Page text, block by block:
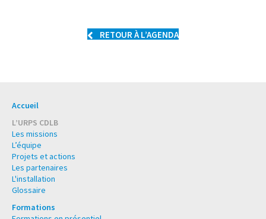
RETOUR À L’AGENDA
Accueil
L’URPS CDLB
Les missions
L’équipe
Projets et actions
Les partenaires
L'installation
Glossaire
Formations